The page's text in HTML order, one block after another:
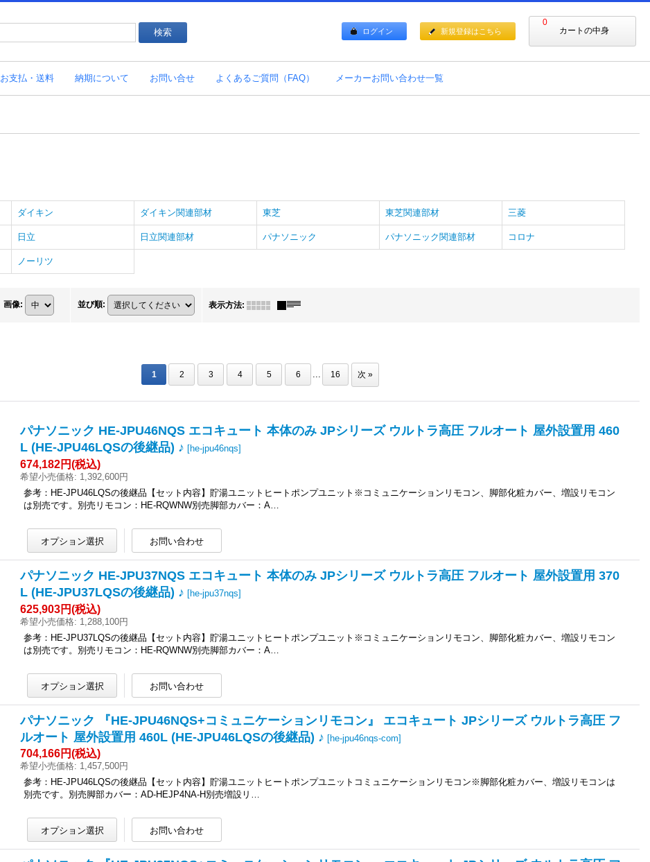
0
カートの中身
ログイン 新規登録はこちら
お支払・送料 納期について お問い合せ よくあるご質問（FAQ） メーカーお問い合わせ一覧
ダイキン ダイキン関連部材 東芝 東芝関連部材 三菱
日立 日立関連部材 パナソニック パナソニック関連部材 コロナ
ノーリツ
画像: 並び順: 表示方法:
1 2 3 4 5 6 ... 16 次 »
パナソニック HE-JPU46NQS エコキュート 本体のみ JPシリーズ ウルトラ高圧 フルオート 屋外設置用 460
L (HE-JPU46LQSの後継品) ♪ [he-jpu46nqs]
674,182円(税込)
希望小売価格: 1,392,600円
参考：HE-JPU46LQSの後継品【セット内容】貯湯ユニットヒートポンプユニット※コミュニケーションリモコン、脚部化粧カバー、増設リモコン
は別売です。別売リモコン：HE-RQWNW別売脚部カバー：A…
パナソニック HE-JPU37NQS エコキュート 本体のみ JPシリーズ ウルトラ高圧 フルオート 屋外設置用 370
L (HE-JPU37LQSの後継品) ♪ [he-jpu37nqs]
625,903円(税込)
希望小売価格: 1,288,100円
参考：HE-JPU37LQSの後継品【セット内容】貯湯ユニットヒートポンプユニット※コミュニケーションリモコン、脚部化粧カバー、増設リモコン
は別売です。別売リモコン：HE-RQWNW別売脚部カバー：A…
パナソニック 『HE-JPU46NQS+コミュニケーションリモコン』 エコキュート JPシリーズ ウルトラ高圧 フ
ルオート 屋外設置用 460L (HE-JPU46LQSの後継品) ♪ [he-jpu46nqs-com]
704,166円(税込)
希望小売価格: 1,457,500円
参考：HE-JPU46LQSの後継品【セット内容】貯湯ユニットヒートポンプユニットコミュニケーションリモコン※脚部化粧カバー、増設リモコンは
別売です。別売脚部カバー：AD-HEJP4NA-H別売増設リ…